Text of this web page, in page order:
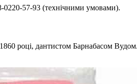
0220-57-93 (технічними умовами).
році, дантистом Барнабасом